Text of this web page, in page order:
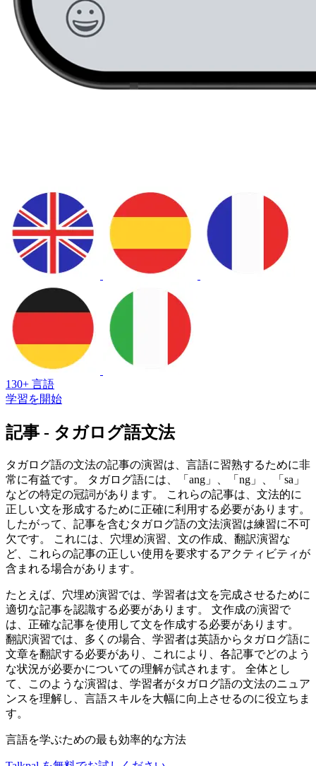
130+ 言語
学習を開始
記事 - タガログ語文法
タガログ語の文法の記事の演習は、言語に習熟するために非
常に有益です。 タガログ語には、「ang」、「ng」、「sa」
などの特定の冠詞があります。 これらの記事は、文法的に
正しい文を形成するために正確に利用する必要があります。
したがって、記事を含むタガログ語の文法演習は練習に不可
欠です。 これには、穴埋め演習、文の作成、翻訳演習な
ど、これらの記事の正しい使用を要求するアクティビティが
含まれる場合があります。
たとえば、穴埋め演習では、学習者は文を完成させるために
適切な記事を認識する必要があります。 文作成の演習で
は、正確な記事を使用して文を作成する必要があります。
翻訳演習では、多くの場合、学習者は英語からタガログ語に
文章を翻訳する必要があり、これにより、各記事でどのよう
な状況が必要かについての理解が試されます。 全体とし
て、このような演習は、学習者がタガログ語の文法のニュア
ンスを理解し、言語スキルを大幅に向上させるのに役立ちま
す。
言語を学ぶための最も効率的な方法